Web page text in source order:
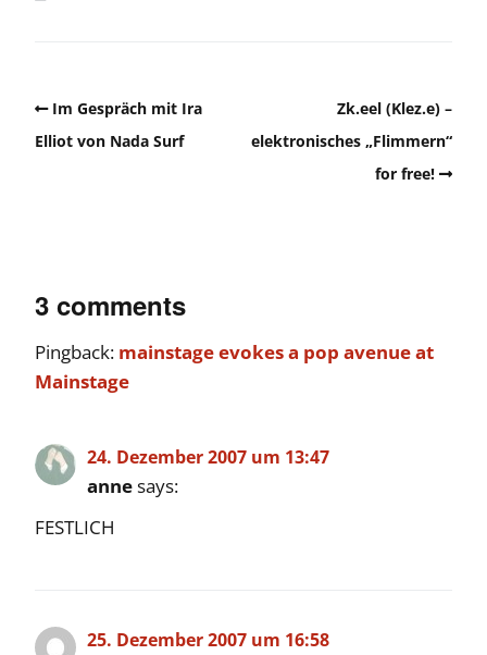
Im Gespräch mit Ira
Elliot von Nada Surf
Zk.eel (Klez.e) –
elektronisches „Flimmern“
for free!
3 comments
Pingback: mainstage evokes a pop avenue at
Mainstage
24. Dezember 2007 um 13:47
annesays:
FESTLICH
25. Dezember 2007 um 16:58